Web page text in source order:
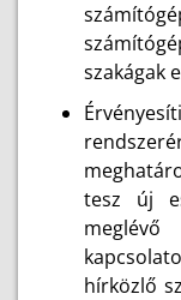
szakágak
tesz új
meglévő
hírközlő